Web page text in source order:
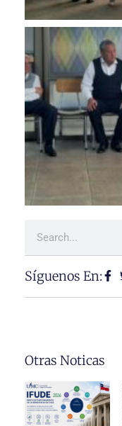
Síguenos En:
Otras Noticas